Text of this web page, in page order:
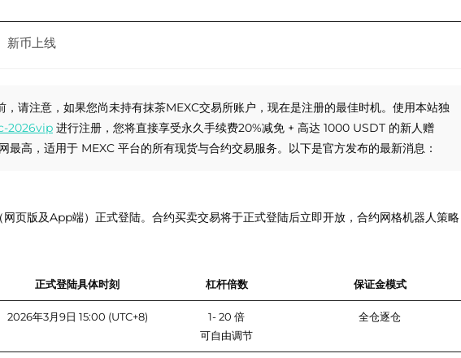
新币上线
请注意，如果您尚未持有抹茶MEXC交易所账户，现在是注册的最佳时机。使用本站独
2026vip 进行注册，您将直接享受永久手续费20%减免 + 高达 1000 USDT 的新人赠
最高，适用于 MEXC 平台的所有现货与合约交易服务。以下是官方发布的最新消息：
页版及App端）正式登陆。合约买卖交易将于正式登陆后立即开放，合约网格机器人策略
正式登陆具体时刻 杠杆倍数 保证金模式
2026年3月9日 15:00 (UTC+8)
1- 20 倍
可自由调节
全仓逐仓